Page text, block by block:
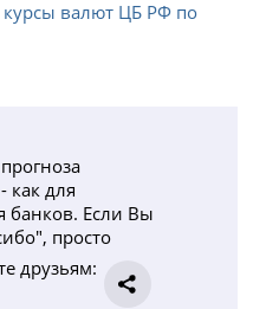
курсы валют ЦБ РФ по
- как для
банков. Если Вы
просто
друзьям: